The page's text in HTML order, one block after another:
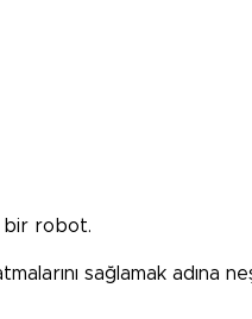
bir robot.
sağlamak adına